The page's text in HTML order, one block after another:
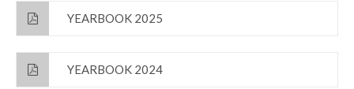
YEARBOOK 2025
YEARBOOK 2024